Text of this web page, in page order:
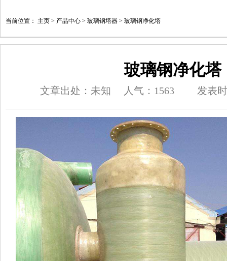
当前位置： 主页 > 产品中心 > 玻璃钢塔器 > 玻璃钢净化塔
玻璃钢净化塔
文章出处：未知 人气：1563 发表